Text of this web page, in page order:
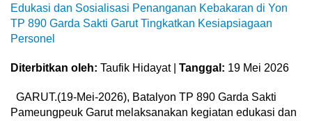
Edukasi dan Sosialisasi Penanganan Kebakaran di Yon
TP 890 Garda Sakti Garut Tingkatkan Kesiapsiagaan
Personel
Diterbitkan oleh: Taufik Hidayat | Tanggal: 19 Mei 2026
GARUT.(19-Mei-2026), Batalyon TP 890 Garda Sakti
Pameungpeuk Garut melaksanakan kegiatan edukasi dan